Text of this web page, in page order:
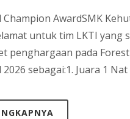
AwardSMK
untuk tim LKTI yang
penghargaan pada
sebagai:1. Juara 1 Nat